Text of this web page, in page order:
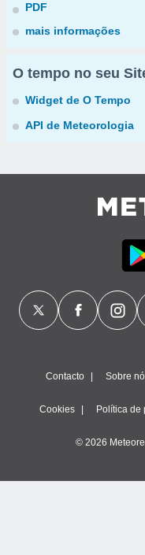
PDF
mais informações
O tempo no seu
Widget de O Tempo
API de Meteorologia
Contacto Sobre
Cookies Política de
© 2026